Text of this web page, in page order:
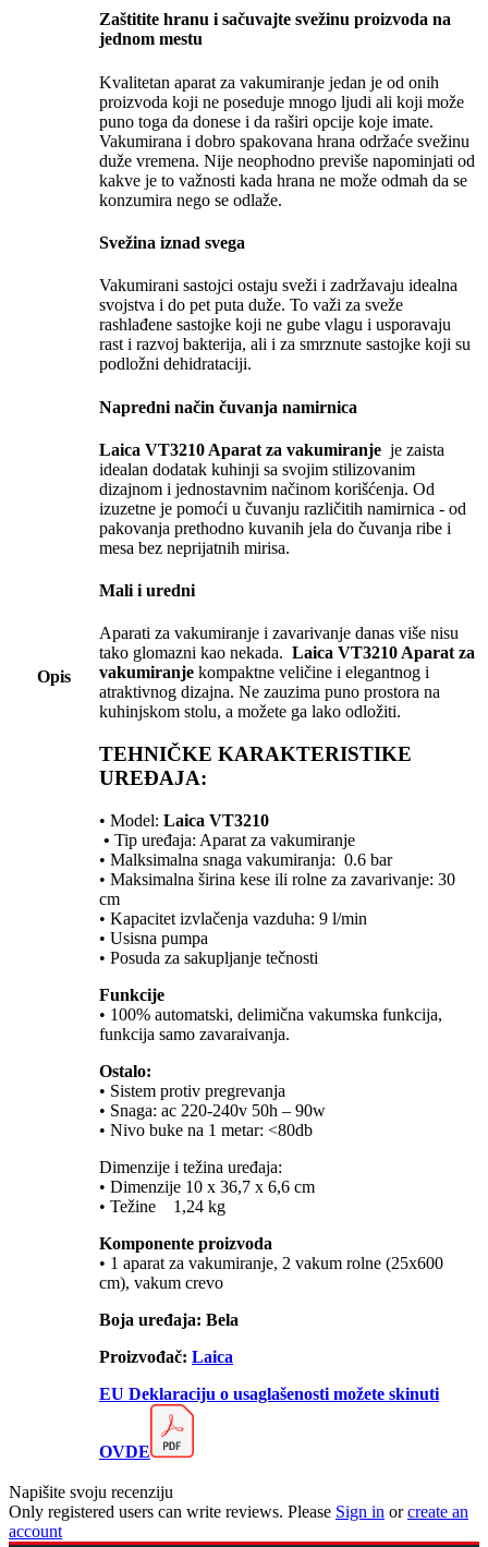
Opis
Zaštitite hranu i sačuvajte svežinu proizvoda na
jednom mestu
Kvalitetan aparat za vakumiranje jedan je od onih
proizvoda koji ne poseduje mnogo ljudi ali koji može
puno toga da donese i da raširi opcije koje imate.
Vakumirana i dobro spakovana hrana održaće svežinu
duže vremena. Nije neophodno previše napominjati od
kakve je to važnosti kada hrana ne može odmah da se
konzumira nego se odlaže.
Svežina iznad svega
Vakumirani sastojci ostaju sveži i zadržavaju idealna
svojstva i do pet puta duže. To važi za sveže
rashlađene sastojke koji ne gube vlagu i usporavaju
rast i razvoj bakterija, ali i za smrznute sastojke koji su
podložni dehidrataciji.
Napredni način čuvanja namirnica
Laica VT3210 Aparat za vakumiranje je zaista
idealan dodatak kuhinji sa svojim stilizovanim
dizajnom i jednostavnim načinom korišćenja. Od
izuzetne je pomoći u čuvanju različitih namirnica - od
pakovanja prethodno kuvanih jela do čuvanja ribe i
mesa bez neprijatnih mirisa.
Mali i uredni
Aparati za vakumiranje i zavarivanje danas više nisu
tako glomazni kao nekada. Laica VT3210 Aparat za
vakumiranje kompaktne veličine i elegantnog i
atraktivnog dizajna. Ne zauzima puno prostora na
kuhinjskom stolu, a možete ga lako odložiti.
TEHNIČKE KARAKTERISTIKE
UREĐAJA:
• Model: Laica VT3210
• Tip uređaja: Aparat za vakumiranje
• Malksimalna snaga vakumiranja: 0.6 bar
• Maksimalna širina kese ili rolne za zavarivanje: 30
cm
• Kapacitet izvlačenja vazduha: 9 l/min
• Usisna pumpa
• Posuda za sakupljanje tečnosti
Funkcije
• 100% automatski, delimična vakumska funkcija,
funkcija samo zavaraivanja.
Ostalo:
• Sistem protiv pregrevanja
• Snaga: ac 220-240v 50h – 90w
• Nivo buke na 1 metar: <80db
Dimenzije i težina uređaja:
• Dimenzije 10 x 36,7 x 6,6 cm
• Težine 1,24 kg
Komponente proizvoda
• 1 aparat za vakumiranje, 2 vakum rolne (25x600
cm), vakum crevo
Boja uređaja: Bela
Proizvođač: Laica
EU Deklaraciju o usaglašenosti možete skinuti
OVDE
Napišite svoju recenziju
Only registered users can write reviews. Please Sign in orcreate an
account